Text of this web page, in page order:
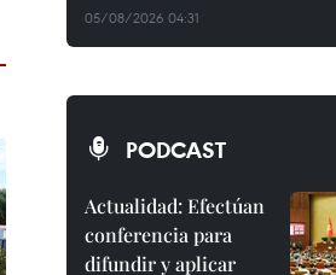
05/08/2026 04:31
PODCAST
Actualidad: Efectúan
conferencia para
difundir y aplicar